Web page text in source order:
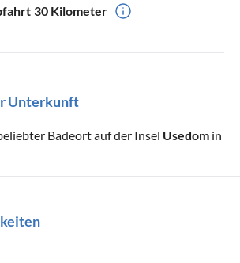
30 Kilometer
Unterkunft
Badeort auf der Insel Usedom in